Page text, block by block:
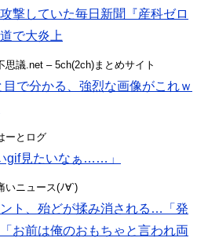
撃していた毎日新聞『産科ゼロ
で大炎上
思議.net – 5ch(2ch)まとめサイト
で分かる、強烈な画像がこれｗ
ーとログ
gif見たいなぁ……」
いニュース(ﾉ∀`)
ト、殆どが揉み消される…「発
お前は俺のおもちゃと言われ両